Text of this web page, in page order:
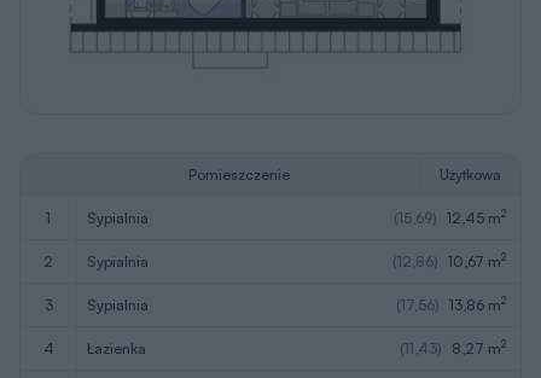
Pomieszczenie Użytkowa
1 sypialnia (15,69) 12,45 m2
2 sypialnia (12,86) 10,67 m2
3 sypialnia (17,56) 13,86 m2
4 łazienka (11,43) 8,27 m2